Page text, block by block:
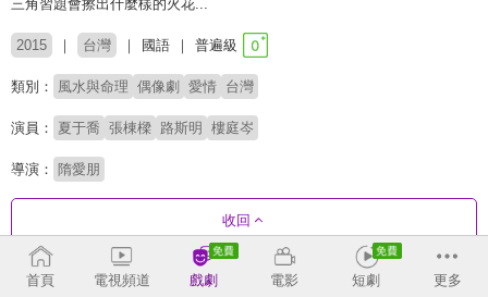
三角習題會擦出什麼樣的火花...
2015 台灣 國語 普遍級
類別： 風水與命理 偶像劇 愛情 台灣
演員： 夏于喬 張棟樑 路斯明 樓庭岑
導演： 隋愛朋
收回
劇集列表 正序
首頁 電視頻道 戲劇 電影 短劇 更多